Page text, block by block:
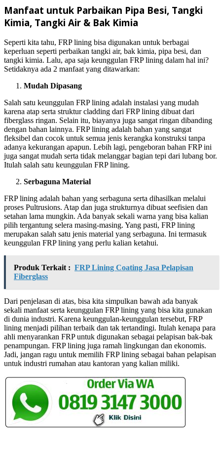
Manfaat untuk Parbaikan Pipa Besi, Tangki
Kimia, Tangki Air & Bak Kimia
Seperti kita tahu, FRP lining bisa digunakan untuk berbagai
keperluan seperti perbaikan tangki air, bak kimia, pipa besi, dan
tangki kimia. Lalu, apa saja keunggulan FRP lining dalam hal ini?
Setidaknya ada 2 manfaat yang ditawarkan:
Mudah Dipasang
Salah satu keunggulan FRP lining adalah instalasi yang mudah
karena atap serta struktur cladding dari FRP lining dibuat dari
fiberglass ringan. Selain itu, biayanya juga sangat ringan dibanding
dengan bahan lainnya. FRP lining adalah bahan yang sangat
fleksibel dan cocok untuk semua jenis kerangka konstruksi tanpa
adanya kekurangan apapun. Lebih lagi, pengeboran bahan FRP ini
juga sangat mudah serta tidak melanggar bagian tepi dari lubang bor.
Itulah salah satu keunggulan FRP lining.
Serbaguna Material
FRP lining adalah bahan yang serbaguna serta dihasilkan melalui
proses Pultrusions. Atap dan juga strukturnya dibuat seefisien dan
setahan lama mungkin. Ada banyak sekali warna yang bisa kalian
pilih tergantung selera masing-masing. Yang pasti, FRP lining
merupakan salah satu jenis material yang serbaguna. Ini termasuk
keunggulan FRP lining yang perlu kalian ketahui.
Produk Terkait : FRP Lining Coating Jasa Pelapisan
Fiberglass
Dari penjelasan di atas, bisa kita simpulkan bawah ada banyak
sekali manfaat serta keunggulan FRP lining yang bisa kita gunakan
di dunia industri. Karena keunggulan-keunggulan tersebut, FRP
lining menjadi pilihan terbaik dan tak tertandingi. Itulah kenapa para
ahli menyarankan FRP untuk digunakan sebagai pelapisan bak-bak
penampungan. FRP lining juga ramah lingkungan dan ekonomis.
Jadi, jangan ragu untuk memilih FRP lining sebagai bahan pelapisan
untuk industri rumahan atau kantoran yang kalian miliki.